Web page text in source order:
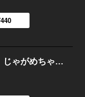
あなたのそばにも、じゃがめちゃん（１）